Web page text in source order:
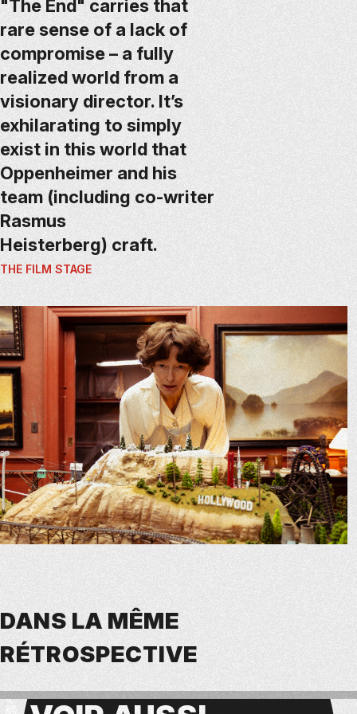
"The End" carries that
rare sense of a lack of
compromise – a fully
realized world from a
visionary director. It’s
exhilarating to simply
exist in this world that
Oppenheimer and his
team (including co-writer
Rasmus
Heisterberg) craft.
THE FILM STAGE
DANS LA MÊME
RÉTROSPECTIVE